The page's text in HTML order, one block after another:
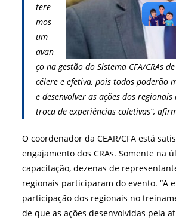
tere
mos
um
avan
ço na gestão do Sistema CFA/CRAs
célere e efetiva, pois todos poderão
e desenvolver as ações dos
troca de experiências coletivas”,
O coordenador da CEAR/CFA está
engajamento dos CRAs. Somente na
capacitação, dezenas de
regionais participaram do evento. “A
participação dos regionais no
de que as ações desenvolvidas pela